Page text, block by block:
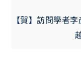
章
導
【賀】訪問學者